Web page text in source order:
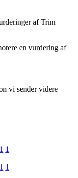
af Trim
en vurdering af
vi sender videre
1 1
1 1